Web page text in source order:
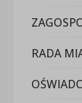
RADA